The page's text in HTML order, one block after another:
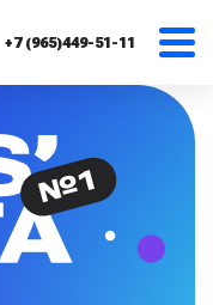
+7 (965)449-51-11